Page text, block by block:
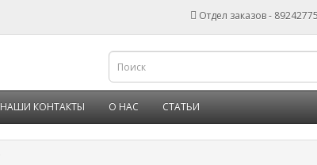
Отдел заказов -
НАШИ КОНТАКТЫ О НАС СТАТЬИ